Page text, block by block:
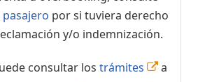
por si tuviera derecho
y/o indemnización.
consultar los trámites
a